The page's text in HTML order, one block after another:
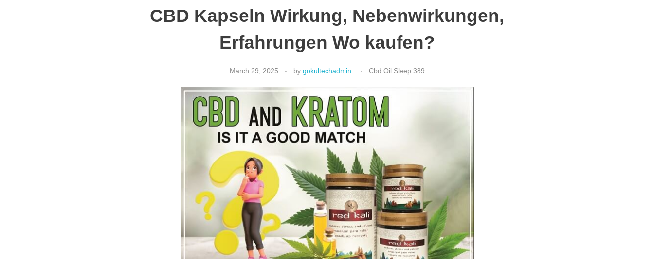
CBD Kapseln Wirkung, Nebenwirkungen,
Erfahrungen Wo kaufen?
March 29, 2025 by gokultechadmin Cbd Oil Sleep 389